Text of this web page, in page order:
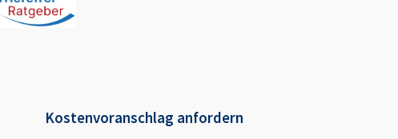
Kostenvoranschlag anfordern